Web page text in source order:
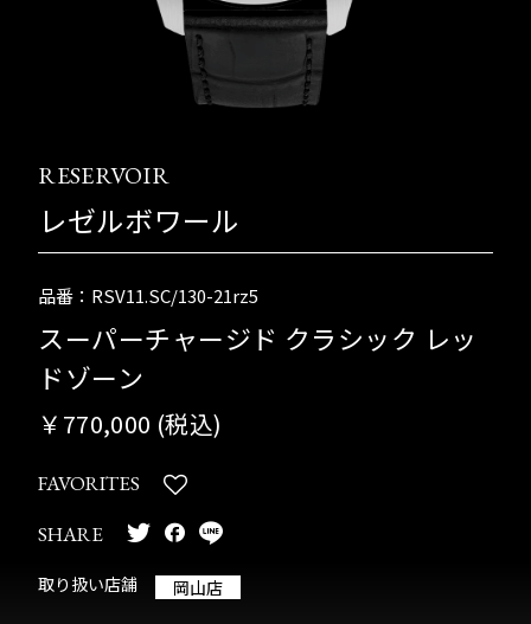
RESERVOIR
レゼルボワール
品番：RSV11.SC/130-21rz5
スーパーチャージド クラシック レッ
ドゾーン
￥770,000 (税込)
FAVORITES
SHARE
取り扱い店舗 岡山店